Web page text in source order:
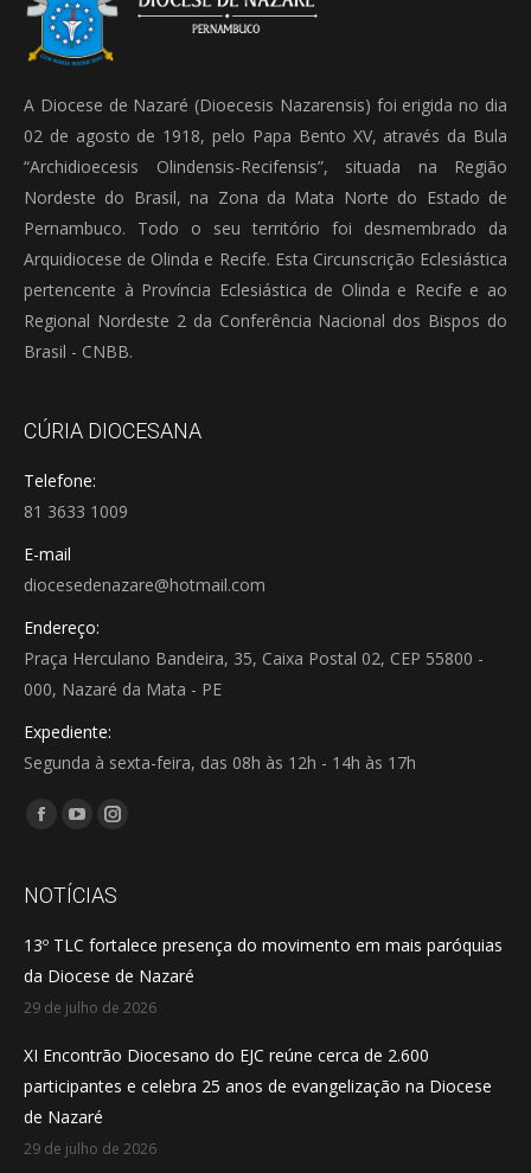
A Diocese de Nazaré (Dioecesis Nazarensis) foi erigida no dia
02 de agosto de 1918, pelo Papa Bento XV, através da Bula
“Archidioecesis Olindensis-Recifensis”, situada na Região
Nordeste do Brasil, na Zona da Mata Norte do Estado de
Pernambuco. Todo o seu território foi desmembrado da
Arquidiocese de Olinda e Recife. Esta Circunscrição Eclesiástica
pertencente à Província Eclesiástica de Olinda e Recife e ao
Regional Nordeste 2 da Conferência Nacional dos Bispos do
Brasil - CNBB.
CÚRIA DIOCESANA
Telefone:
81 3633 1009
E-mail
diocesedenazare@hotmail.com
Endereço:
Praça Herculano Bandeira, 35, Caixa Postal 02, CEP 55800 -
000, Nazaré da Mata - PE
Expediente:
Segunda à sexta-feira, das 08h às 12h - 14h às 17h
Encontre-nos em:
Facebook
opens
new
window
YouTube
opens
new
window
Instagram
opens
new
window
NOTÍCIAS
13º TLC fortalece presença do movimento em mais paróquias
da Diocese de Nazaré
29 de julho de 2026
XI Encontrão Diocesano do EJC reúne cerca de 2.600
participantes e celebra 25 anos de evangelização na Diocese
de Nazaré
29 de julho de 2026